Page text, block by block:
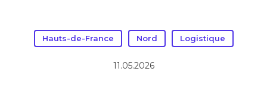
Hauts-de-France Nord Logistique
11.05.2026